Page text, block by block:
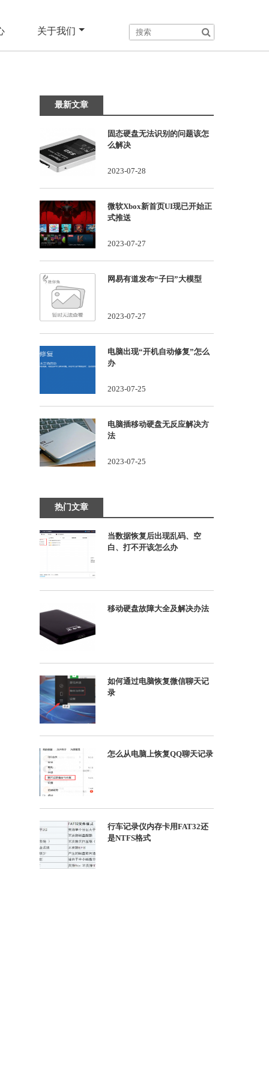
关于我们
最新文章
固态硬盘无法识别的问题该怎
么解决
2023-07-28
微软Xbox新首页UI现已开始正
式推送
2023-07-27
网易有道发布“子曰”大模型
2023-07-27
电脑出现“开机自动修复”怎么
办
2023-07-25
电脑插移动硬盘无反应解决方
法
2023-07-25
热门文章
当数据恢复后出现乱码、空
白、打不开该怎么办
移动硬盘故障大全及解决办法
如何通过电脑恢复微信聊天记
录
怎么从电脑上恢复QQ聊天记录
行车记录仪内存卡用FAT32还
是NTFS格式